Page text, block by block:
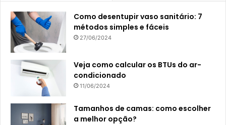
Como desentupir vaso sanitário: 7
métodos simples e fáceis
27/06/2024
Veja como calcular os BTUs do ar-
condicionado
11/06/2024
Tamanhos de camas: como escolher
a melhor opção?